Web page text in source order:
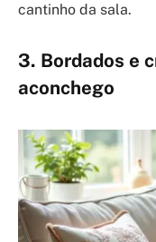
cantinho da sala.
3. Bordados e
aconchego